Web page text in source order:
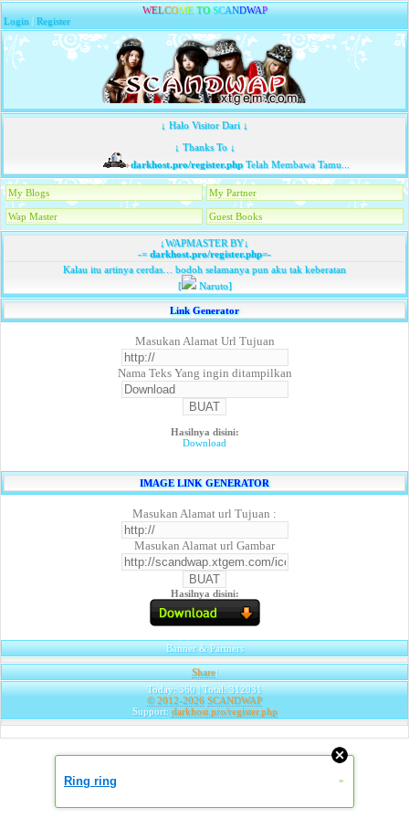
WELCOME TO SCANDWAP
Login |Register
↓ Halo Visitor Dari ↓
↓ Thanks To ↓
darkhost.pro/register.phpTelah Membawa Tamu...
My Blogs My Partner
Wap Master Guest Books
↓WAPMASTER BY↓
-=darkhost.pro/register.php=-
Kalau itu artinya cerdas… bodoh selamanya pun aku tak keberatan
[
Naruto]
Link Generator
Masukan Alamat Url Tujuan
Nama Teks Yang ingin ditampilkan
Hasilnya disini:
Download
IMAGE LINK GENERATOR
Masukan Alamat url Tujuan :
Masukan Alamat url Gambar
Hasilnya disini:
Banner & Partners
Share|
Today: 360 | Total: 312931
© 2012-2026 SCANDWAP
Support: darkhost.pro/register.php
Ring ring »